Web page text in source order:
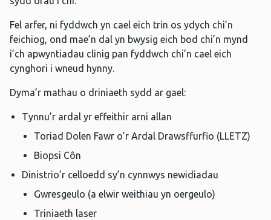
Fel arfer, ni fyddwch yn cael eich trin os ydych chi’n
feichiog, ond mae’n dal yn bwysig eich bod chi’n mynd
i’ch apwyntiadau clinig pan fyddwch chi’n cael eich
cynghori i wneud hynny.
Dyma’r mathau o driniaeth sydd ar gael:
Tynnu’r ardal yr effeithir arni allan
Toriad Dolen Fawr o’r Ardal Drawsffurfio (LLETZ)
Biopsi Côn
Dinistrio’r celloedd sy’n cynnwys newidiadau
Gwresgeulo (a elwir weithiau yn oergeulo)
Triniaeth laser